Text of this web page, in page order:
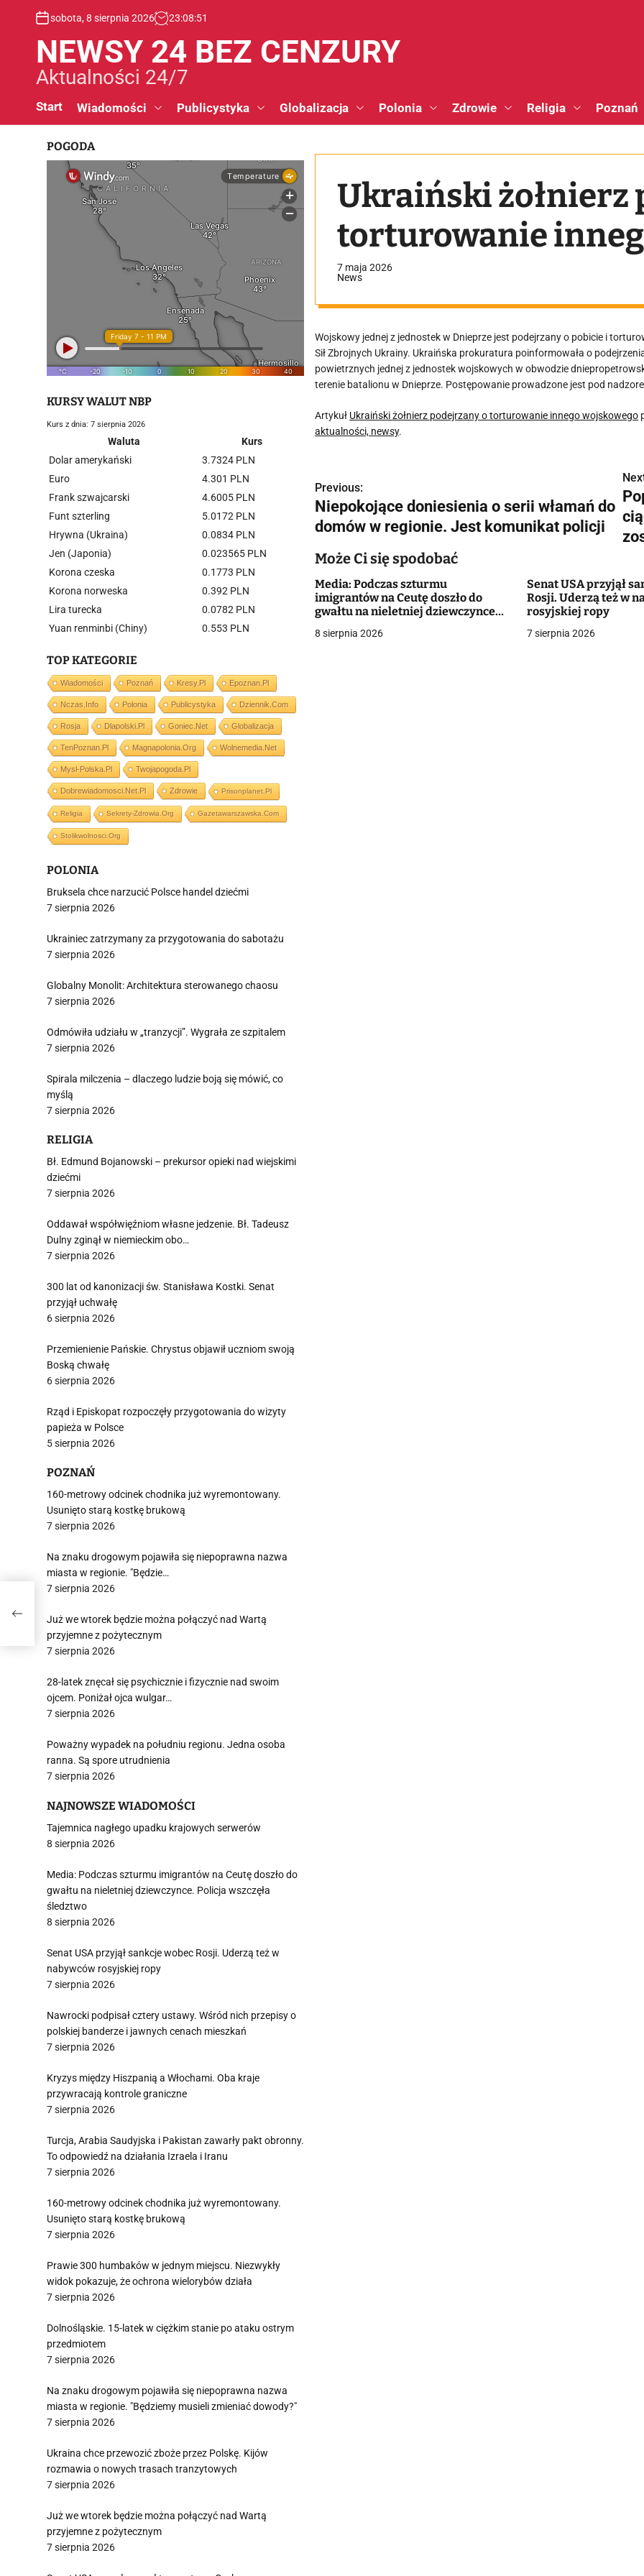
sobota, 8 sierpnia 2026 23:08:52
NEWSY 24 BEZ CENZURY
Aktualności 24/7
Start Wiadomości Publicystyka Globalizacja Polonia Zdrowie Religia Poznań
Ukraiński żołnierz
torturowanie
7 maja 2026
News
Wojskowy jednej z jednostek w Dnieprze jest podejrzany o pobicie i
Sił Zbrojnych Ukrainy. Ukraińska prokuratura poinformowała o
powietrznych jednej z jednostek wojskowych w obwodzie
terenie batalionu w Dnieprze. Postępowanie prowadzone jest pod
Artykuł Ukraiński żołnierz podejrzany o torturowanie innego wojskowego
aktualności, newsy.
N
a
w
i
g
a
Previous:
Niepokojące doniesienia o serii włamań do
domów w regionie. Jest komunikat policji
Może Ci się spodobać
Media: Podczas szturmu
imigrantów na Ceutę doszło do
gwałtu na nieletniej dziewczynce.
8 sierpnia 2026
Senat USA przyjął
Rosji. Uderzą też w
rosyjskiej ropy
7 sierpnia 2026
POGODA
KURSY WALUT NBP
Kurs z dnia: 7 sierpnia 2026
Waluta
Kurs
Dolar amerykański
3.7324 PLN
Euro
4.301 PLN
Frank szwajcarski
4.6005 PLN
Funt szterling
5.0172 PLN
Hrywna (Ukraina)
0.0834 PLN
Jen (Japonia)
0.023565 PLN
Korona czeska
0.1773 PLN
Korona norweska
0.392 PLN
Lira turecka
0.0782 PLN
Yuan renminbi (Chiny)
0.553 PLN
TOP KATEGORIE
Wiadomości Poznań Kresy.pl Epoznan.pl
Nczas.info Polonia Publicystyka Dziennik.com
Rosja Dlapolski.pl Goniec.net Globalizacja
TenPoznan.pl Magnapolonia.org Wolnemedia.net
Mysl-Polska.pl Twojapogoda.pl
Dobrewiadomosci.net.pl Zdrowie Prisonplanet.pl
Religia Sekrety-Zdrowia.org Gazetawarszawska.com
Stolikwolnosci.org
POLONIA
Bruksela chce narzucić Polsce handel dziećmi
7 sierpnia 2026
Ukrainiec zatrzymany za przygotowania do sabotażu
7 sierpnia 2026
Globalny Monolit: Architektura sterowanego chaosu
7 sierpnia 2026
Odmówiła udziału w „tranzycji”. Wygrała ze szpitalem
7 sierpnia 2026
Spirala milczenia – dlaczego ludzie boją się mówić, co
myślą
7 sierpnia 2026
RELIGIA
Bł. Edmund Bojanowski – prekursor opieki nad wiejskimi
dziećmi
7 sierpnia 2026
Oddawał współwięźniom własne jedzenie. Bł. Tadeusz
Dulny zginął w niemieckim obo…
7 sierpnia 2026
300 lat od kanonizacji św. Stanisława Kostki. Senat
przyjął uchwałę
6 sierpnia 2026
Przemienienie Pańskie. Chrystus objawił uczniom swoją
Boską chwałę
6 sierpnia 2026
Rząd i Episkopat rozpoczęły przygotowania do wizyty
papieża w Polsce
5 sierpnia 2026
POZNAŃ
160-metrowy odcinek chodnika już wyremontowany.
Usunięto starą kostkę brukową
7 sierpnia 2026
Na znaku drogowym pojawiła się niepoprawna nazwa
miasta w regionie. "Będzie…
7 sierpnia 2026
Już we wtorek będzie można połączyć nad Wartą
przyjemne z pożytecznym
7 sierpnia 2026
28-latek znęcał się psychicznie i fizycznie nad swoim
ojcem. Poniżał ojca wulgar…
7 sierpnia 2026
Poważny wypadek na południu regionu. Jedna osoba
ranna. Są spore utrudnienia
7 sierpnia 2026
NAJNOWSZE WIADOMOŚCI
Tajemnica nagłego upadku krajowych serwerów
8 sierpnia 2026
Media: Podczas szturmu imigrantów na Ceutę doszło do
gwałtu na nieletniej dziewczynce. Policja wszczęła
śledztwo
8 sierpnia 2026
Senat USA przyjął sankcje wobec Rosji. Uderzą też w
nabywców rosyjskiej ropy
7 sierpnia 2026
Nawrocki podpisał cztery ustawy. Wśród nich przepisy o
polskiej banderze i jawnych cenach mieszkań
7 sierpnia 2026
Kryzys między Hiszpanią a Włochami. Oba kraje
przywracają kontrole graniczne
7 sierpnia 2026
Turcja, Arabia Saudyjska i Pakistan zawarły pakt obronny.
To odpowiedź na działania Izraela i Iranu
7 sierpnia 2026
160-metrowy odcinek chodnika już wyremontowany.
Usunięto starą kostkę brukową
7 sierpnia 2026
Prawie 300 humbaków w jednym miejscu. Niezwykły
widok pokazuje, że ochrona wielorybów działa
7 sierpnia 2026
Dolnośląskie. 15-latek w ciężkim stanie po ataku ostrym
przedmiotem
7 sierpnia 2026
Na znaku drogowym pojawiła się niepoprawna nazwa
miasta w regionie. "Będziemy musieli zmieniać dowody?"
7 sierpnia 2026
Ukraina chce przewozić zboże przez Polskę. Kijów
rozmawia o nowych trasach tranzytowych
7 sierpnia 2026
Już we wtorek będzie można połączyć nad Wartą
przyjemne z pożytecznym
7 sierpnia 2026